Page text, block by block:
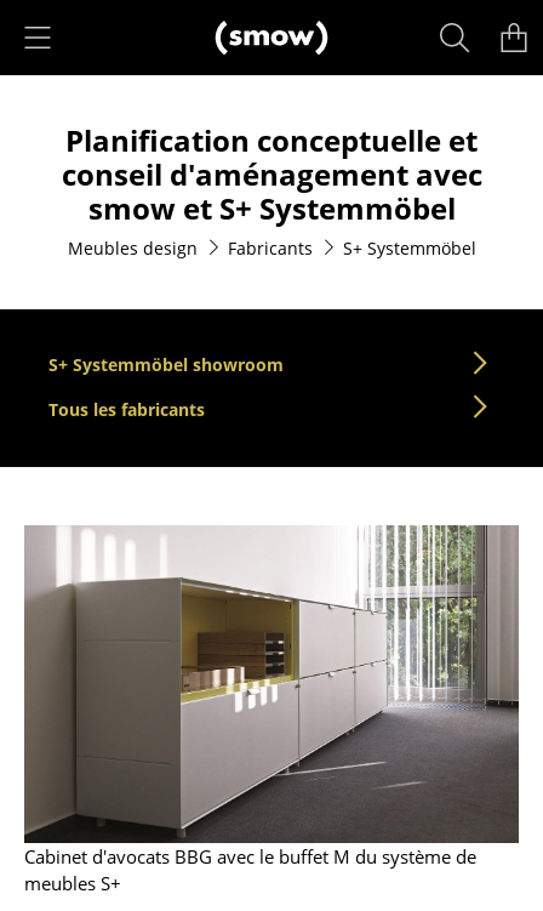
Sièges
Chaises de cuisine & salle à manger
Canapés
Tabourets
Bancs & Chaises longues
Chaises de jardin
Chaises de bureau
Chaises de conférence
Planification conceptuelle et
conseil d'aménagement avec
smow et S+ Systemmöbel
Meubles design Fabricants S+ Systemmöbel
S+ Systemmöbel showroom
Tous les fabricants
Cabinet d'avocats BBG avec le buffet M du système de
meubles S+